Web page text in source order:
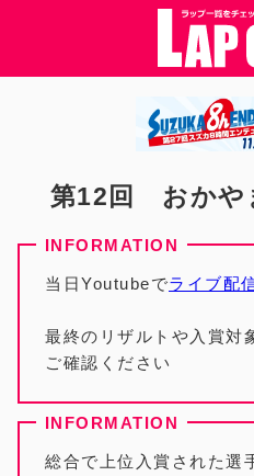
第12回 おかや
当日Youtubeでライブ配
最終のリザルトや入賞対
ご確認ください
総合で上位入賞された選